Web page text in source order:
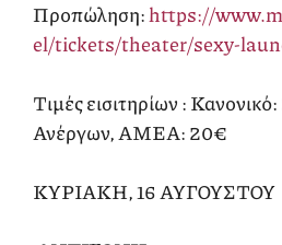
Προπώληση:https://
el/tickets/theater/sexy-
Τιμές εισιτηρίων :
Ανέργων, ΑΜΕΑ: 20€
ΚΥΡΙΑΚΗ, 16 ΑΥΓΟΥΣΤΟΥ